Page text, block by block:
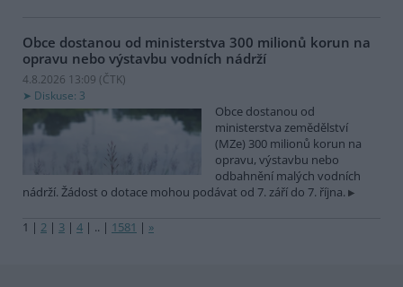
Obce dostanou od ministerstva 300 milionů korun na
opravu nebo výstavbu vodních nádrží
4.8.2026 13:09 (ČTK)
Diskuse: 3
Obce dostanou od
ministerstva zemědělství
(MZe) 300 milionů korun na
opravu, výstavbu nebo
odbahnění malých vodních
nádrží. Žádost o dotace mohou podávat od 7. září do 7. října.
1 | 2 | 3 | 4 | .. | 1581 | »